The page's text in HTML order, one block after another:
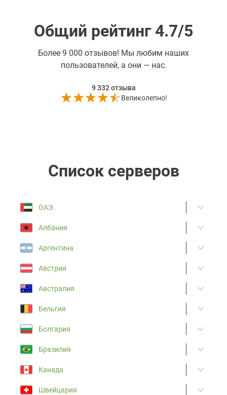
Общий рейтинг 4.7/5
Более 9 000 отзывов! Мы любим наших
пользователей, а они — нас.
9 332отзыва
Великолепно!
Список серверов
ОАЭ
Албания
Аргентина
Австрия
Австралия
Бельгия
Болгария
Бразилия
Канада
Швейцария